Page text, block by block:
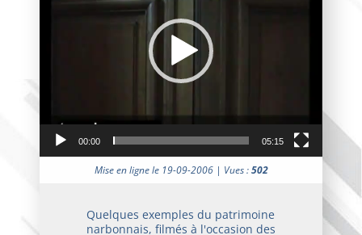
00:00 05:15
Mise en ligne le 19-09-2006 | Vues :502
Quelques exemples du patrimoine
narbonnais, filmés à l'occasion des